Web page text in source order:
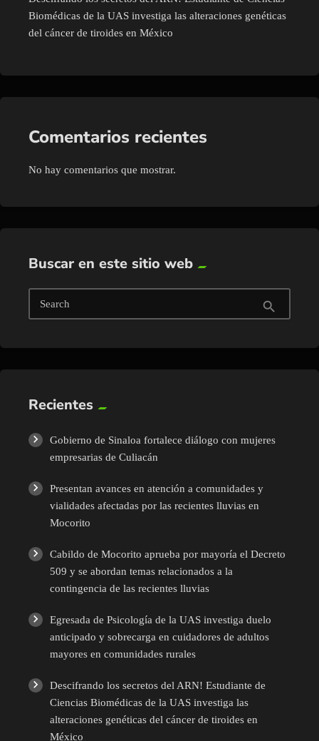
Biomédicas de la UAS investiga las alteraciones genéticas
del cáncer de tiroides en México
Comentarios recientes
No hay comentarios que mostrar.
Buscar en este sitio web
Search search
Recientes
Gobierno de Sinaloa fortalece diálogo con mujeres
empresarias de Culiacán
Presentan avances en atención a comunidades y
vialidades afectadas por las recientes lluvias en
Mocorito
Cabildo de Mocorito aprueba por mayoría el Decreto
509 y se abordan temas relacionados a la
contingencia de las recientes lluvias
Egresada de Psicología de la UAS investiga duelo
anticipado y sobrecarga en cuidadores de adultos
mayores en comunidades rurales
Descifrando los secretos del ARN! Estudiante de
Ciencias Biomédicas de la UAS investiga las
alteraciones genéticas del cáncer de tiroides en
México